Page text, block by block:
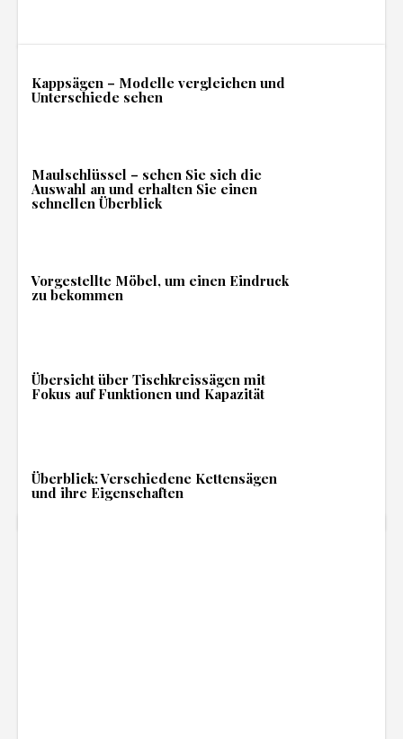
Kappsägen – Modelle vergleichen und
Unterschiede sehen
Maulschlüssel – sehen Sie sich die
Auswahl an und erhalten Sie einen
schnellen Überblick
Vorgestellte Möbel, um einen Eindruck
zu bekommen
Übersicht über Tischkreissägen mit
Fokus auf Funktionen und Kapazität
Überblick: Verschiedene Kettensägen
und ihre Eigenschaften